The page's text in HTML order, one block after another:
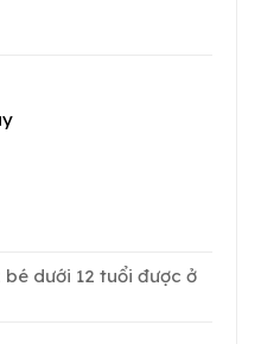
bé dưới 12 tuổi được ở